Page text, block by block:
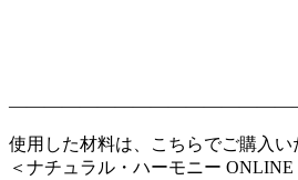
使用した材料は、こちらでご購入い
＜ナチュラル・ハーモニー ONLINE